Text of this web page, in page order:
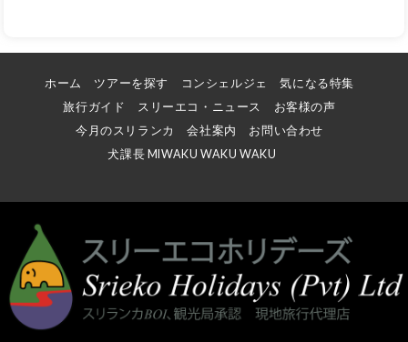
ホーム ツアーを探す コンシェルジェ
気になる特集
旅行ガイド
スリーエコ・ニュース
お客様の声
今月のスリランカ
会社案内
お問い合わせ
犬課長 MIWAKU WAKU WAKU